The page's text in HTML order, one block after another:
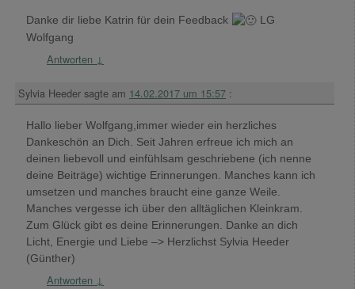
Danke dir liebe Katrin für dein Feedback
LG
Wolfgang
Antworten ↓
Sylvia Heeder sagte am 14.02.2017 um 15:57 :
Hallo lieber Wolfgang,immer wieder ein herzliches
Dankeschön an Dich. Seit Jahren erfreue ich mich an
deinen liebevoll und einfühlsam geschriebene (ich nenne
deine Beiträge) wichtige Erinnerungen. Manches kann ich
umsetzen und manches braucht eine ganze Weile.
Manches vergesse ich über den alltäglichen Kleinkram.
Zum Glück gibt es deine Erinnerungen. Danke an dich
Licht, Energie und Liebe –> Herzlichst Sylvia Heeder
(Günther)
Antworten ↓